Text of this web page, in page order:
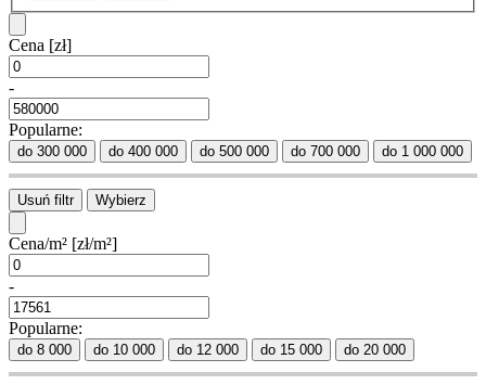
Cena [zł]
-
Popularne:
do 300 000 do 400 000 do 500 000 do 700 000 do 1 000 000
Usuń filtr Wybierz
Cena/m² [zł/m²]
-
Popularne:
do 8 000 do 10 000 do 12 000 do 15 000 do 20 000